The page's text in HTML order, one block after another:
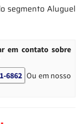
segmento Aluguel
em contato sobre
6862 Ou em nosso